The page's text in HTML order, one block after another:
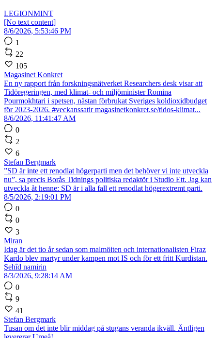
LEGIONMINT
[No text content]
8/6/2026, 5:53:46 PM
1
22
105
Magasinet Konkret
En ny rapport från forskningsnätverket Researchers desk visar att
Tidöregeringen, med klimat- och miljöminister Romina
Pourmokhtari i spetsen, nästan förbrukat Sveriges koldioxidbudget
för 2023-2026. #veckanssatir magasinetkonkret.se/tidos-klimat...
8/6/2026, 11:41:47 AM
0
2
6
Stefan Bergmark
”SD är inte ett renodlat högerparti men det behöver vi inte utveckla
nu”, sa precis Borås Tidnings politiska redaktör i Studio Ett. Jag kan
utveckla åt henne: SD är i alla fall ett renodlat högerextremt parti.
8/5/2026, 2:19:01 PM
0
0
3
Miran
Idag är det tio år sedan som malmöiten och internationalisten Firaz
Kardo blev martyr under kampen mot IS och för ett fritt Kurdistan.
Şehîd namirin
8/3/2026, 9:28:14 AM
0
9
41
Stefan Bergmark
Tusan om det inte blir middag på stugans veranda ikväll. Äntligen